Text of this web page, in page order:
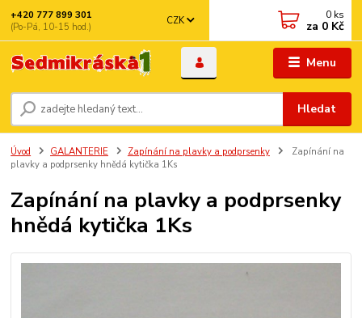
Menu
CZK
Hledat
+420 777 899 301
(Po-Pá, 10-15 hod.)
0 ks
za 0 Kč
Úvod GALANTERIE Zapínání na plavky a podprsenky
Zapínání na
plavky a podprsenky hnědá kytička 1Ks
Zapínání na plavky a podprsenky
hnědá kytička 1Ks